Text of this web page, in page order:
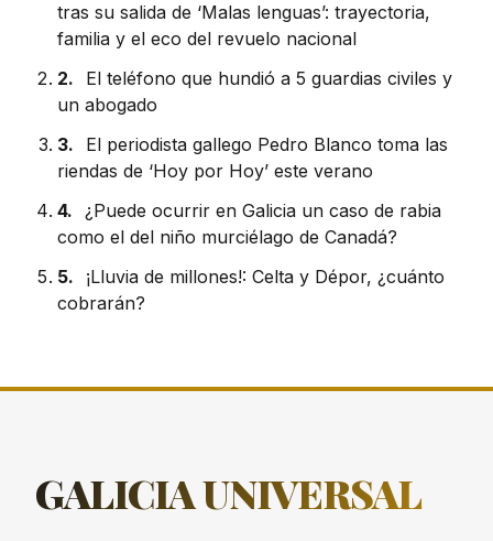
tras su salida de ‘Malas lenguas’: trayectoria,
familia y el eco del revuelo nacional
2.
El teléfono que hundió a 5 guardias civiles y
un abogado
3.
El periodista gallego Pedro Blanco toma las
riendas de ‘Hoy por Hoy’ este verano
4. ¿Puede ocurrir en Galicia un caso de rabia
como el del niño murciélago de Canadá?
5.
¡Lluvia de millones!: Celta y Dépor, ¿cuánto
cobrarán?
GALICIAUNIVERSAL